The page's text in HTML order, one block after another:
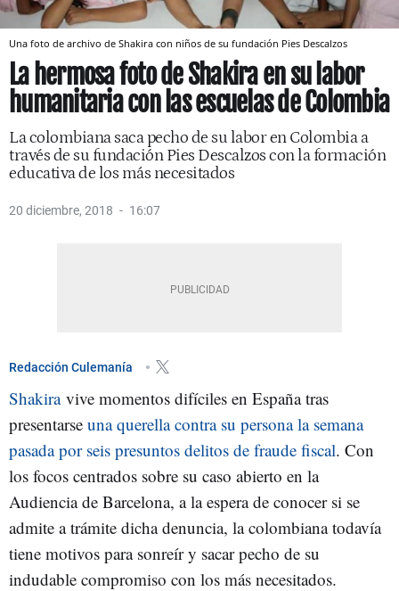
Una foto de archivo de Shakira con niños de su fundación Pies Descalzos
La hermosa foto de Shakira en su labor
humanitaria con las escuelas de Colombia
La colombiana saca pecho de su labor en Colombia a
través de su fundación Pies Descalzos con la formación
educativa de los más necesitados
20 diciembre, 2018 16:07
Redacción Culemanía
Shakiravive momentos difíciles en España tras
presentarse una querella contra su persona la semana
pasada por seis presuntos delitos de fraude fiscal. Con
los focos centrados sobre su caso abierto en la
Audiencia de Barcelona, a la espera de conocer si se
admite a trámite dicha denuncia, la colombiana todavía
tiene motivos para sonreír y sacar pecho de su
indudable compromiso con los más necesitados.